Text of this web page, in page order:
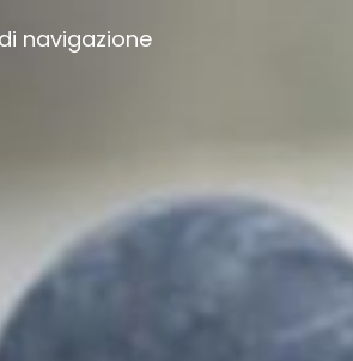
navigazione